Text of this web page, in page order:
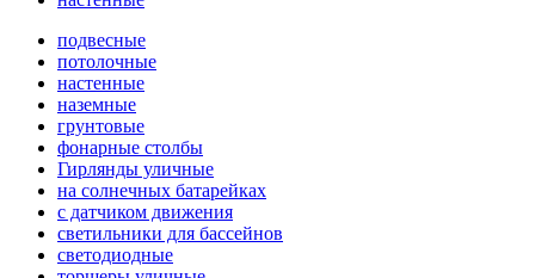
подвесные
потолочные
настенные
наземные
грунтовые
фонарные столбы
Гирлянды уличные
на солнечных батарейках
с датчиком движения
светильники для бассейнов
светодиодные